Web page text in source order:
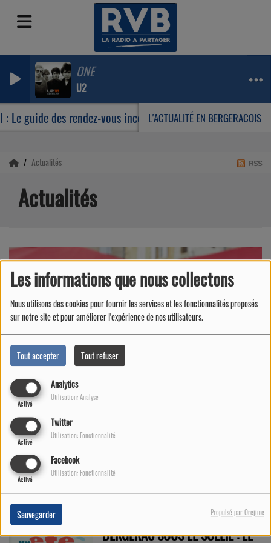
Les informations que nous collectons
Nous utilisons des cookies pour fournir les services et les fonctionnalités proposés
sur notre site et pour améliorer l'expérience de nos utilisateurs.
Tout accepter Tout refuser
Analytics
Activé
Utilisation: Analyse
Twitter
Activé
Utilisation: Fonctionnalité
Facebook
Activé
Utilisation: Fonctionnalité
Sauvegarder Propulsé par Orejime
ONE
U2
L'ACTUALITÉ EN BERGERACOIS
guide des rendez-vous incontournables de votre été
Actualités
Actualités
RSS
UN ÉTÉ VIBRANT À BERGERAC :
CULTURE, TERROIR ET CONVIVIALITÉ
AU QUAI CYRANO
BERGERAC SOUS LE SOLEIL : LE